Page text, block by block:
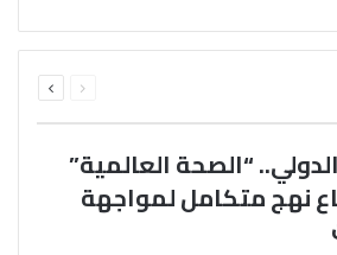
الصفحةالصفحة
“الصحة العالمية”
نهج متكامل لمواجهة